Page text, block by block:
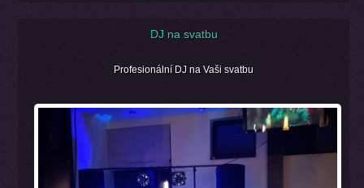
DJ na svatbu
Profesionální DJ na Vaši svatbu